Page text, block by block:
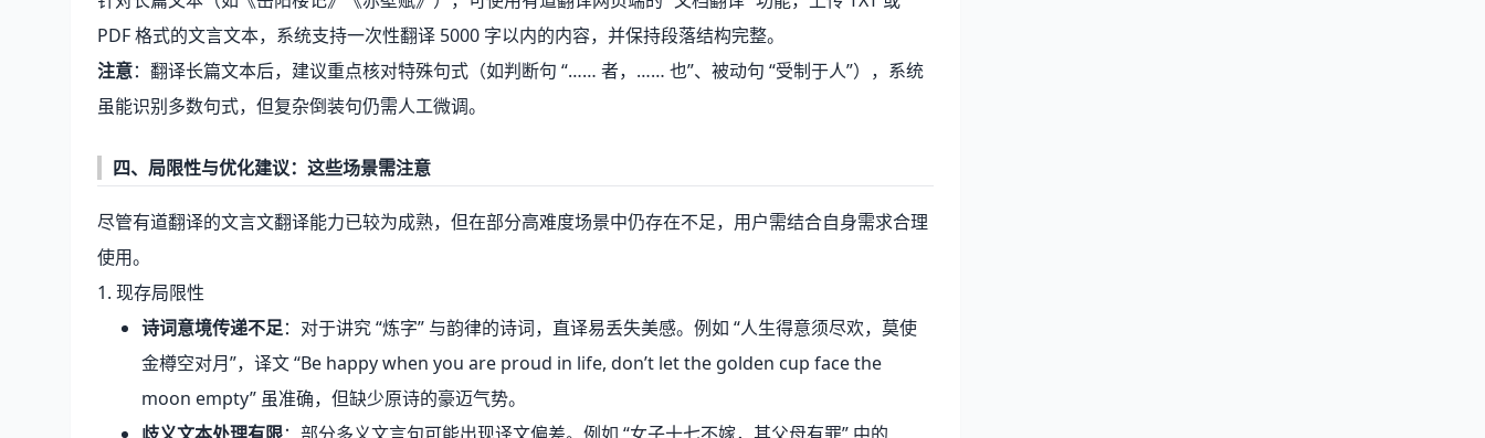
PDF 格式的文言文本，系统支持一次性翻译 5000 字以内的内容，并保持段落结构完整。
注意：翻译长篇文本后，建议重点核对特殊句式（如判断句 “…… 者，…… 也”、被动句 “受制于人”），系统
虽能识别多数句式，但复杂倒装句仍需人工微调。
四、局限性与优化建议：这些场景需注意
尽管有道翻译的文言文翻译能力已较为成熟，但在部分高难度场景中仍存在不足，用户需结合自身需求合理
使用。
1. 现存局限性
诗词意境传递不足：对于讲究 “炼字” 与韵律的诗词，直译易丢失美感。例如 “人生得意须尽欢，莫使
金樽空对月”，译文 “Be happy when you are proud in life, don’t let the golden cup face the
moon empty” 虽准确，但缺少原诗的豪迈气势。